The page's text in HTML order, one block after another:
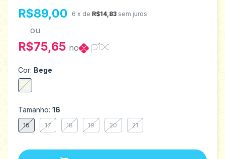
R$89,00 6 x de R$14,83 sem juros
ou
R$75,65 no
Cor: Bege
Tamanho: 16
16 17 18 19 20 21